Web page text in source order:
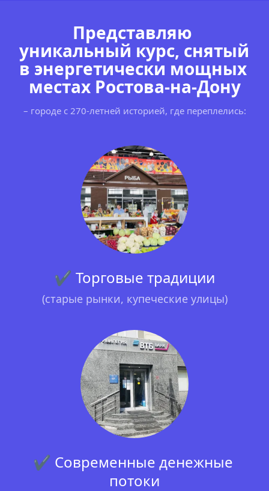
Представляю
уникальный курс, снятый
в энергетически мощных
местах Ростова-на-Дону
– городе с 270-летней историей, где переплелись:
✔ Торговые традиции
(старые рынки, купеческие улицы)
✔ Современные денежные
потоки